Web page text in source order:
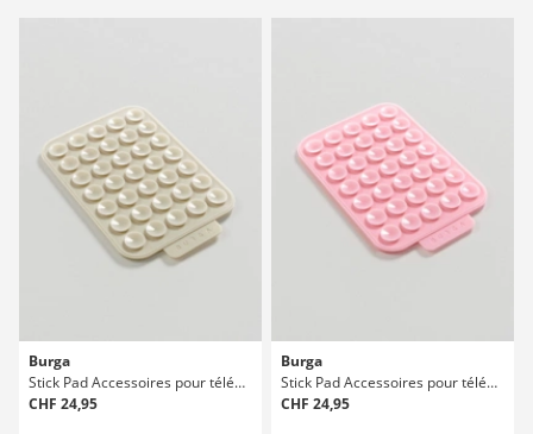
Burga
Stick Pad Accessoires pour téléphone
CHF 24,95
Burga
Stick Pad Accessoires pour téléphone
CHF 24,95